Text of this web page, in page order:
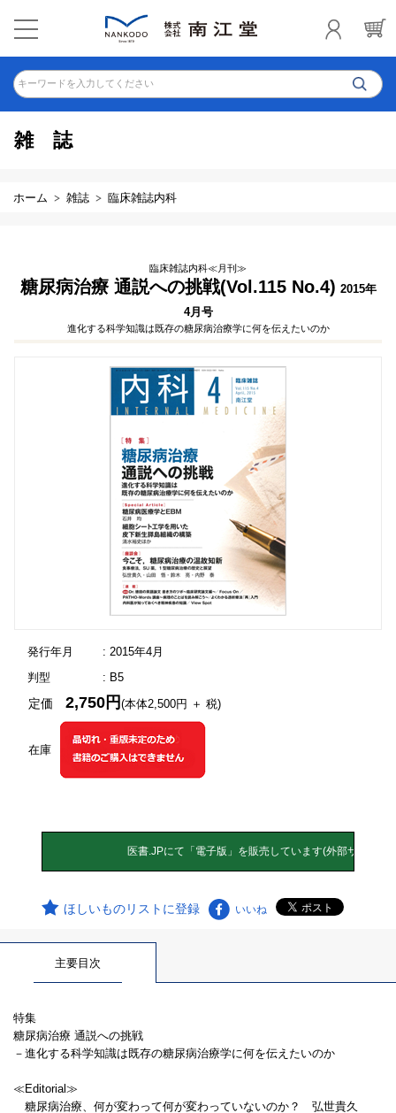
キーワードを入力してください
雑誌
ホーム 雑誌 臨床雑誌内科
臨床雑誌内科≪月刊≫
糖尿病治療 通説への挑戦(Vol.115 No.4) 2015年
4月号
進化する科学知識は既存の糖尿病治療学に何を伝えたいのか
発行年月
: 2015年4月
判型
: B5
在庫
定価2,750円(本体2,500円 ＋ 税)
ほしいものリストに登録 いいね
主要目次
特集
糖尿病治療 通説への挑戦
－進化する科学知識は既存の糖尿病治療学に何を伝えたいのか
≪Editorial≫
糖尿病治療、何が変わって何が変わっていないのか？ 弘世貴久